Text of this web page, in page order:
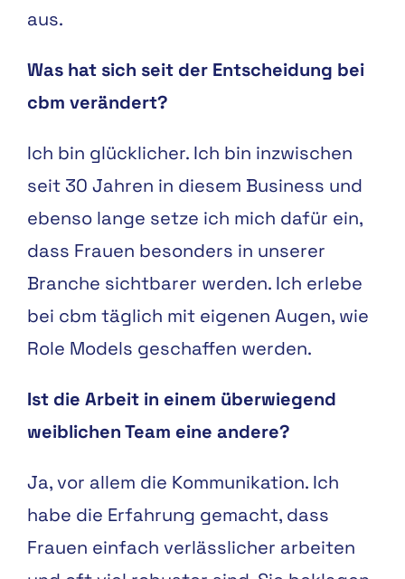
aus.
Was hat sich seit der Entscheidung bei
cbm verändert?
Ich bin glücklicher. Ich bin inzwischen
seit 30 Jahren in diesem Business und
ebenso lange setze ich mich dafür ein,
dass Frauen besonders in unserer
Branche sichtbarer werden. Ich erlebe
bei cbm täglich mit eigenen Augen, wie
Role Models geschaffen werden.
Ist die Arbeit in einem überwiegend
weiblichen Team eine andere?
Ja, vor allem die Kommunikation. Ich
habe die Erfahrung gemacht, dass
Frauen einfach verlässlicher arbeiten